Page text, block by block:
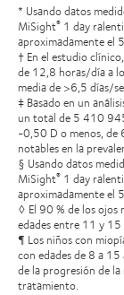
* Usando datos
MiSight® 1 day
aproximadamente el
† En el estudio
de 12,8 horas/día a
media de >6,5 días/
‡ Basado en un
un total de 5 410
-0,50 D o menos, de
notables en la
§ Usando datos
MiSight® 1 day
aproximadamente el
◊ El 90 % de los
edades entre 11 y
¶ Los niños con
con edades de 8 a
de la progresión de
tratamiento.